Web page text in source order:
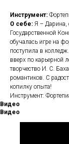
Инструмент:
О себе: Я – Дарина,
Государственной
обучалась игре на
поступила в
вверх по карьерной
творчество И. С.
романтиков. С
копилку опыта!
Инструмент:
Видео
Видео